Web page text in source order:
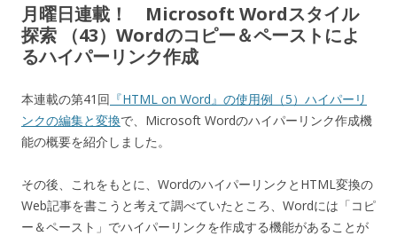
月曜日連載！ Microsoft Wordスタイル
探索 （43）Wordのコピー＆ペーストによ
るハイパーリンク作成
本連載の第41回 『HTML on Word』の使用例（5）ハイパーリ
ンクの編集と変換で、Microsoft Wordのハイパーリンク作成機
能の概要を紹介しました。
その後、これをもとに、WordのハイパーリンクとHTML変換の
Web記事を書こうと考えて調べていたところ、Wordには「コピ
ー＆ペースト」でハイパーリンクを作成する機能があることが